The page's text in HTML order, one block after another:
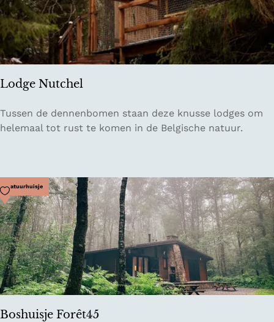
e
l
m
o
e
Lodge Nutchel
L
o
N
u
t
c
h
e
l
Tussen de dennenbomen staan deze knusse lodges om
helemaal tot rust te komen in de Belgische natuur.
Boshuisje Forêt45
Natuurhuisje
Voeg toe als favoriet